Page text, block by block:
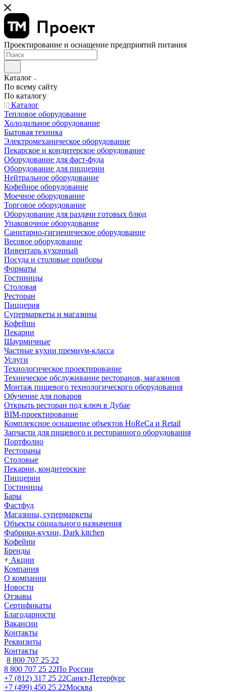
Проектирование и оснащение предприятий питания
Каталог
По всему сайту
По каталогу
Каталог
Тепловое оборудование
Холодильное оборудование
Бытовая техника
Электромеханическое оборудование
Пекарское и кондитерское оборудование
Оборудование для фаст-фуда
Оборудование для пиццерии
Нейтральное оборудование
Кофейное оборудование
Моечное оборудование
Торговое оборудование
Оборудование для раздачи готовых блюд
Упаковочное оборудование
Санитарно-гигиеническое оборудование
Весовое оборудование
Инвентарь кухонный
Посуда и столовые приборы
Форматы
Гостиницы
Столовая
Ресторан
Пиццерия
Супермаркеты и магазины
Кофейни
Пекарни
Шаурмичные
Частные кухни премиум-класса
Услуги
Технологическое проектирование
Техническое обслуживание ресторанов, магазинов
Монтаж пищевого технологического оборудования
Обучение для поваров
Открыть ресторан под ключ в Дубае
BIM-проектирование
Комплексное оснащение объектов HoReCa и Retail
Запчасти для пищевого и ресторанного оборудования
Портфолио
Рестораны
Столовые
Пекарни, кондитерские
Пиццерии
Гостиницы
Бары
Фастфуд
Магазины, супермаркеты
Объекты социального назначения
Фабрики-кухни, Dark kitchen
Кофейни
Бренды
Акции
Компания
О компании
Новости
Отзывы
Сертификаты
Благодарности
Вакансии
Контакты
Реквизиты
Контакты
8 800 707 25 22
8 800 707 25 22По России
+7 (812) 317 25 22Санкт-Петербург
+7 (499) 450 25 22Москва